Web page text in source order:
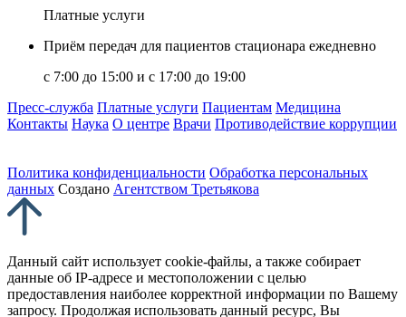
Платные услуги
Приём передач для пациентов стационара ежедневно
с 7:00 до 15:00 и с 17:00 до 19:00
Пресс-служба Платные услуги Пациентам Медицина
Контакты Наука О центре Врачи Противодействие коррупции
Политика конфиденциальности Обработка персональных
данных Создано Агентством Третьякова
Данный сайт использует cookie-файлы, а также собирает
данные об IP-адресе и местоположении с целью
предоставления наиболее корректной информации по Вашему
запросу. Продолжая использовать данный ресурс, Вы